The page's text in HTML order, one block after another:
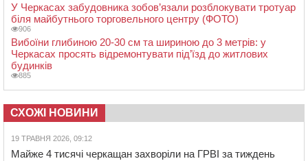
У Черкасах забудовника зобов’язали розблокувати тротуар
біля майбутнього торговельного центру (ФОТО)
906
Вибоїни глибиною 20-30 см та шириною до 3 метрів: у
Черкасах просять відремонтувати під’їзд до житлових
будинків
885
СХОЖІ НОВИНИ
19 ТРАВНЯ 2026, 09:12
Майже 4 тисячі черкащан захворіли на ГРВІ за тиждень